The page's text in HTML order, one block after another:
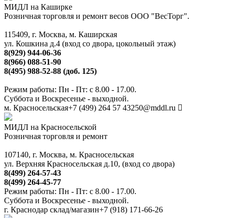
МИДЛ на Каширке
Розничная торговля и ремонт весов ООО "ВесТорг".
115409, г. Москва, м. Каширская
ул. Кошкина д.4 (вход со двора, цокольный этаж)
8(929) 944-06-36
8(966) 088-51-90
8(495) 988-52-88 (доб. 125)
Режим работы: Пн - Пт: с 8.00 - 17.00.
Суббота и Воскресенье - выходной.
м. Красносельская+7 (499) 264 57 43250@mddl.ru
МИДЛ на Красносельской
Розничная торговля и ремонт
107140, г. Москва, м. Красносельская
ул. Верхняя Красносельская д.10, (вход со двора)
8(499) 264-57-43
8(499) 264-45-77
Режим работы: Пн - Пт: с 8.00 - 17.00.
Суббота и Воскресенье - выходной.
г. Краснодар склад/магазин+7 (918) 171-66-26